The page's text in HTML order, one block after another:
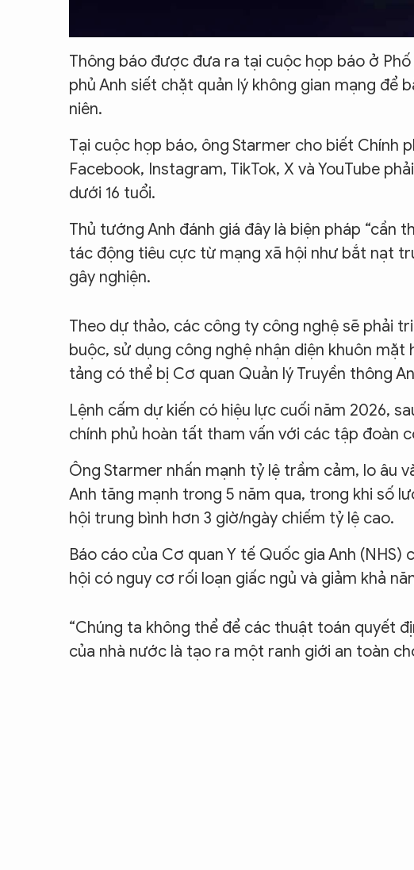
Thông báo được đưa ra tại cuộc họp báo ở
phủ Anh siết chặt quản lý không gian mạng để
niên.
Tại cuộc họp báo, ông Starmer cho biết Chính
Facebook, Instagram, TikTok, X và YouTube
dưới 16 tuổi.
Thủ tướng Anh đánh giá đây là biện pháp
tác động tiêu cực từ mạng xã hội như bắt nạt
gây nghiện.
Theo dự thảo, các công ty công nghệ sẽ phải
buộc, sử dụng công nghệ nhận diện khuôn
tảng có thể bị Cơ quan Quản lý Truyền thông
Lệnh cấm dự kiến có hiệu lực cuối năm 2026,
chính phủ hoàn tất tham vấn với các tập đoàn
Ông Starmer nhấn mạnh tỷ lệ trầm cảm, lo âu
Anh tăng mạnh trong 5 năm qua, trong khi số
hội trung bình hơn 3 giờ/ngày chiếm tỷ lệ cao.
Báo cáo của Cơ quan Y tế Quốc gia Anh
hội có nguy cơ rối loạn giấc ngủ và giảm khả
“Chúng ta không thể để các thuật toán quyết
của nhà nước là tạo ra một ranh giới an toàn